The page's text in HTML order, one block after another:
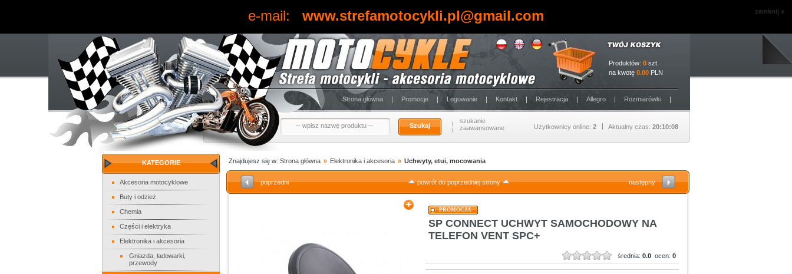
e-mail: www.strefamotocykli.pl@gmail.com zamknij x
Produktów: 0 szt.
na kwotę 0.00 PLN
Strona główna Promocje Logowanie Kontakt Rejestracja Allegro Rozmiarówki
Użytkownicy online: 2 Aktualny czas: 20:10:09
Szukaj
szukanie
zaawansowane
KATEGORIE
Akcesoria motocyklowe
Buty i odzież
Chemia
Części i elektryka
Elektronika i akcesoria
Gniazda, ładowarki,
przewody
Znajdujesz się w: Strona główna » Elektronika i akcesoria » Uchwyty, etui, mocowania
poprzedni powrót do poprzedniej strony następny
PROMOCJA
SP CONNECT UCHWYT SAMOCHODOWY NA
TELEFON VENT SPC+
średnia: 0.0 ocen: 0